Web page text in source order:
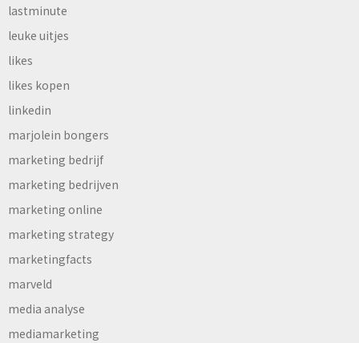
lastminute
leuke uitjes
likes
likes kopen
linkedin
marjolein bongers
marketing bedrijf
marketing bedrijven
marketing online
marketing strategy
marketingfacts
marveld
media analyse
mediamarketing